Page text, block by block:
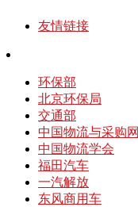
友情链接
环保部
北京环保局
交通部
中国物流与采购网
中国物流学会
福田汽车
一汽解放
东风商用车